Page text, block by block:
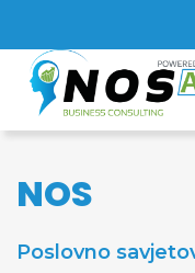
NOS
Poslovno